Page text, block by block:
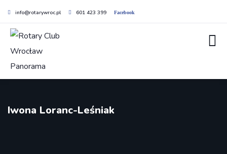
info@rotarywroc.pl 601 423 399 Facebook
Iwona Loranc-Leśniak